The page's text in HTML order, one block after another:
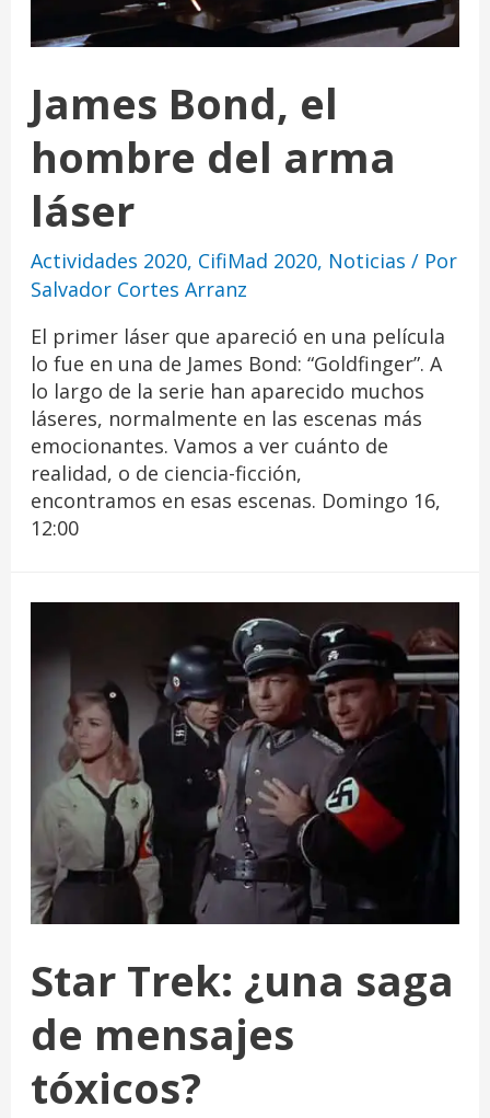
James Bond, el
hombre del arma
láser
Actividades 2020, CifiMad 2020, Noticias / Por
Salvador Cortes Arranz
El primer láser que apareció en una película
lo fue en una de James Bond: “Goldfinger”. A
lo largo de la serie han aparecido muchos
láseres, normalmente en las escenas más
emocionantes. Vamos a ver cuánto de
realidad, o de ciencia-ficción,
encontramos en esas escenas. Domingo 16,
12:00
Star Trek: ¿una saga
de mensajes
tóxicos?